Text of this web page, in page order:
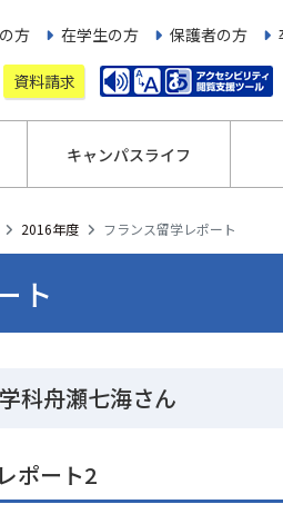
方 在学生の方 保護者の方
資料請求
キャンパスライフ
2016年度 フランス留学レポート
ト
科舟瀬七海さん
ポート2